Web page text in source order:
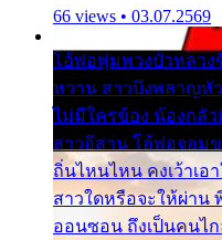
66 views • 03.07.2569
โอ้พ่อพุ่มพวงบัวหลวง
หวาน สาวบึงพลาญหัว
ไม่มีใครข้อง น้องกลั
สาวอีสาน โอ้พ่อจอม
ถิ่นไหนไหน คงเว้าเอ
สาวใดหรือจะให้ผ่าน
ออนซอน ถึงเป็นคนไ